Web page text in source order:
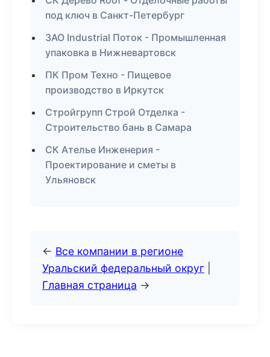
под ключ в Санкт-Петербург
ЗАО Industrial Поток - Промышленная
упаковка в Нижневартовск
ПК Пром Техно - Пищевое
производство в Иркутск
Стройгрупп Строй Отделка -
Строительство бань в Самара
СК Ателье Инженерия -
Проектирование и сметы в
Ульяновск
← Все компании в регионе
Уральский федеральный округ
Главная страница →